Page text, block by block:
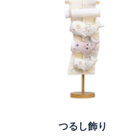
つるし飾り